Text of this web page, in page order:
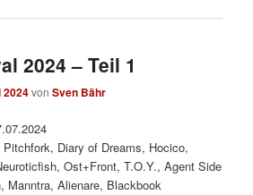
2024 – Teil 1
2024vonSven Bähr
Diary of Dreams, Hocico,
Ost+Front, T.O.Y., Agent Side
Manntra, Alienare, Blackbook